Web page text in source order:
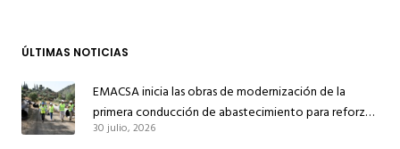
ÚLTIMAS NOTICIAS
EMACSA inicia las obras de modernización de la
primera conducción de abastecimiento para reforzar
el suministro de agua de Córdoba
30 julio, 2026